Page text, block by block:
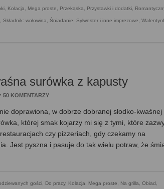
, Kolacja, Mega proste, Przekąska, Przystawki i dodatki,
, Składnik: wołowina, Śniadanie, Sylwester i inne imprezowe,
surówka z kapusty
50 KOMENTARZY
doprawiona, w dobrze dobranej słodko-kwaśnej
której smak kojarzy mi się z tymi, które
czy pizzeriach, gdy czekamy na
Jest pyszna i pasuje do tak wielu potraw, że
gości, Do pracy, Kolacja, Mega proste, Na grilla, Obiad,